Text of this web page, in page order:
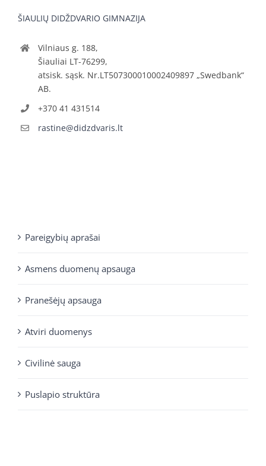
ŠIAULIŲ DIDŽDVARIO GIMNAZIJA
Vilniaus g. 188,
Šiauliai LT-76299,
atsisk. sąsk. Nr.LT507300010002409897 „Swedbank“
AB.
+370 41 431514
rastine@didzdvaris.lt
Pareigybių aprašai
Asmens duomenų apsauga
Pranešėjų apsauga
Atviri duomenys
Civilinė sauga
Puslapio struktūra